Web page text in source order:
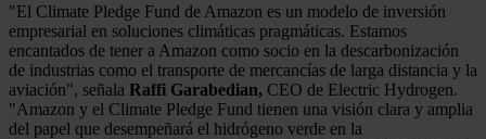
"El Climate Pledge Fund de Amazon es un modelo de inversión
empresarial en soluciones climáticas pragmáticas. Estamos
encantados de tener a Amazon como socio en la descarbonización
de industrias como el transporte de mercancías de larga distancia y la
aviación", señala Raffi Garabedian, CEO de Electric Hydrogen.
"Amazon y el Climate Pledge Fund tienen una visión clara y amplia
del papel que desempeñará el hidrógeno verde en la